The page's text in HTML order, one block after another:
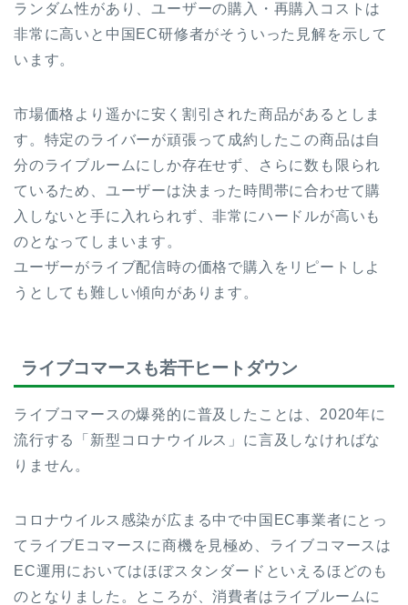
ランダム性があり、ユーザーの購入・再購入コストは
非常に高いと中国EC研修者がそういった見解を示して
います。
市場価格より遥かに安く割引された商品があるとしま
す。特定のライバーが頑張って成約したこの商品は自
分のライブルームにしか存在せず、さらに数も限られ
ているため、ユーザーは決まった時間帯に合わせて購
入しないと手に入れられず、非常にハードルが高いも
のとなってしまいます。
ユーザーがライブ配信時の価格で購入をリピートしよ
うとしても難しい傾向があります。
ライブコマース も若干ヒートダウン
ライブコマースの爆発的に普及したことは、2020年に
流行する「新型コロナウイルス」に言及しなければな
りません。
コロナウイルス感染が広まる中で中国EC事業者にとっ
てライブEコマースに商機を見極め、ライブコマースは
EC運用においてはほぼスタンダードといえるほどのも
のとなりました。ところが、消費者はライブルームに